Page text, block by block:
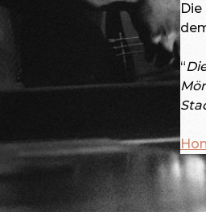
Die
“